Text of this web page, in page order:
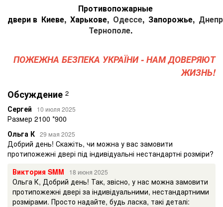
Противопожарные
двери в Киеве, Харькове, Одесce, Запорожье,
Тернополе.
ПОЖЕЖНА БЕЗПЕКА УКРАЇНИ - НАМ ДОВЕРЯЮТ
ЖИЗНЬ!
Обсуждение 2
Сергей 10 июля 2025
Размер 2100 *900
Ольга К 29 мая 2025
Добрий день! Скажіть, чи можна у вас замовити
протипожежні двері під індивідуальні нестандартні розміри?
Виктория SMM
18 июня 2025
Ольга К, Добрий день! Так, звісно, у нас можна замовити
протипожежні двері за індивідуальними, нестандартними
розмірами. Просто надайте, будь ласка, такі деталі: